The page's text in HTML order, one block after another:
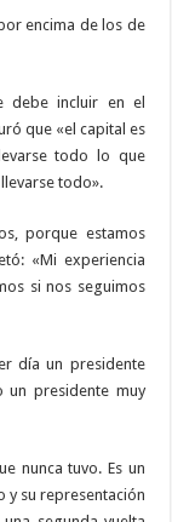
encima de los de
debe incluir en el
que «el capital es
todo lo que
todo».
porque estamos
«Mi experiencia
si nos seguimos
día un presidente
un presidente muy
nunca tuvo. Es un
y su representación